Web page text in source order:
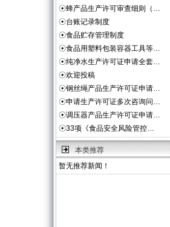
☉蜂产品生产许可审查细则（…
☉台账记录制度
☉食品贮存管理制度
☉食品用塑料包装容器工具等…
☉纯净水生产许可证申请全套…
☉欢迎投稿
☉钢丝绳产品生产许可证申请…
☉申请生产许可证多次咨询问…
☉调压器产品生产许可证申请…
☉33项《食品安全风险管控…
本类推荐
暂无推荐新闻！